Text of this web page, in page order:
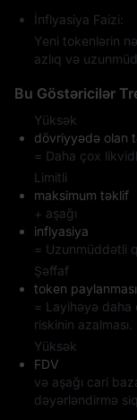
İnflyasiya Faizi:
Yeni tokenlərin
azlıq və
Bu Göstəricilər
Yüksək
dövriyyədə olan
= Daha çox
Limitli
maksimum təklif
+ aşağı
inflyasiya
= Uzunmüddətli
Şəffaf
token paylanması
= Layihəyə
riskinin azalması.
Yüksək
FDV
və aşağı cari
dəyərləndirmə